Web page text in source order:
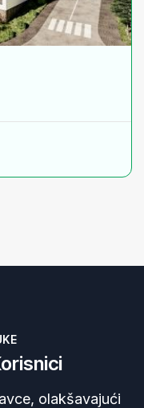
olakšavajući